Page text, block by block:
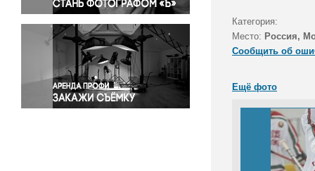
Религия
Светская жизнь
Спорт
Экология
Экономика и бизнес
Категория:
Место: Россия,
Сообщить об
Ещё фото